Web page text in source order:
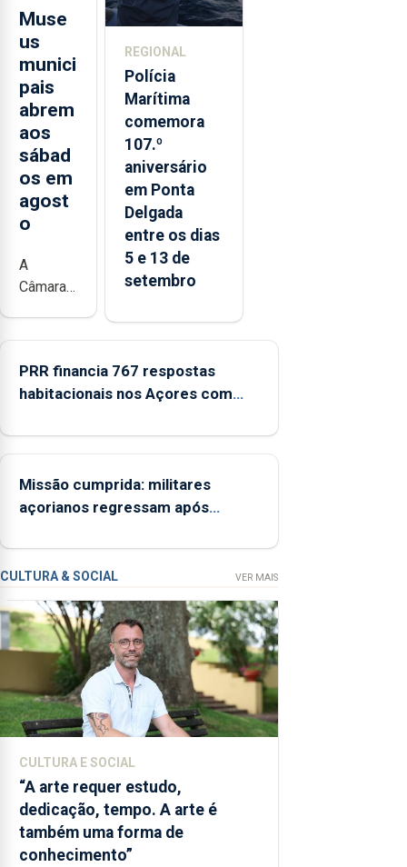
Muse
us
munici
pais
abrem
aos
sábad
os em
agost
o
A
Câmara
Grande
está a
a
“Museus
no
que
garante
abertura
dos
museus
núcleos
museológicos
na Rede
Municipal
de
Museus
aos
REGIONAL
Polícia
Marítima
comemora
107.º
aniversário
em Ponta
Delgada
entre os dias
5 e 13 de
setembro
PRR financia 767 respostas
habitacionais nos Açores com
Missão cumprida: militares
açorianos regressam após
CULTURA & SOCIAL VER MAIS
CULTURA E SOCIAL
“A arte requer estudo,
dedicação, tempo. A arte é
também uma forma de
conhecimento”